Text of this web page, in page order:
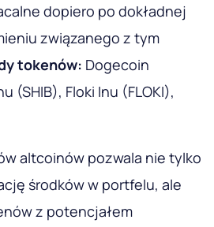
dopiero po dokładnej
związanego z tym
tokenów: Dogecoin
(SHIB), Floki Inu (FLOKI),
altcoinów pozwala nie tylko
środków w portfelu, ale
z potencjałem